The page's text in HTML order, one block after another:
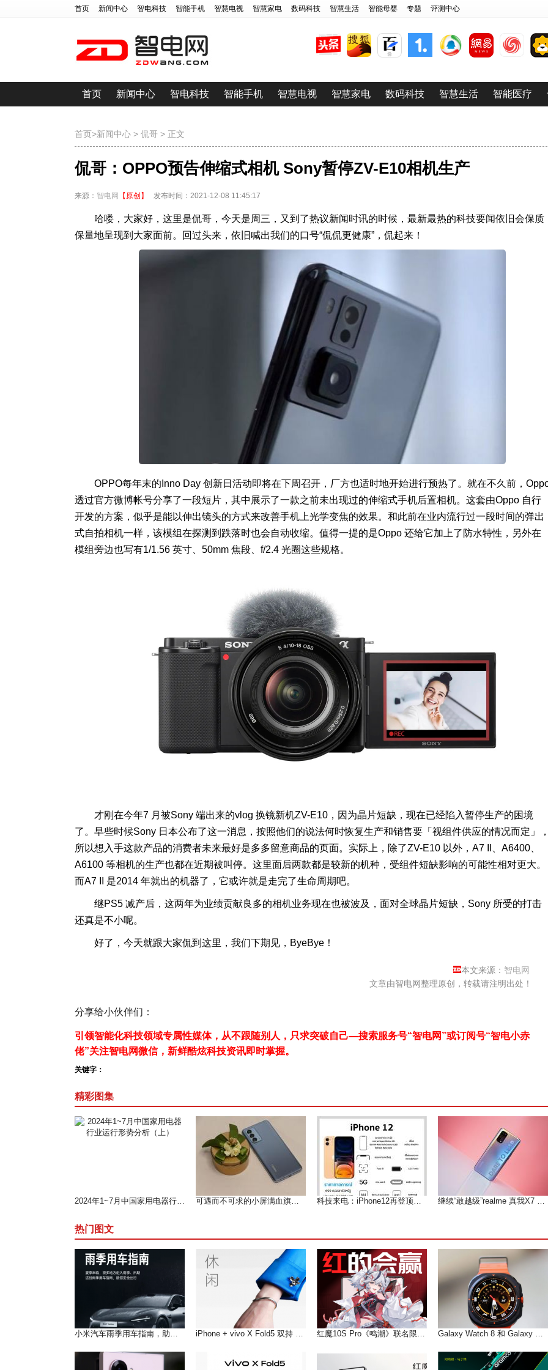
首页 新闻中心 智电科技 智能手机 智慧电视 智慧家电 数码科技 智慧生活 智能母婴 专题 评测中心
首页 新闻中心 智电科技 智能手机 智慧电视 智慧家电 数码科技 智慧生活 智能医疗
首页>新闻中心 > 侃哥 > 正文
侃哥：OPPO预告伸缩式相机 Sony暂停ZV-E10相机生产
来源： 智电网 【原创】 发布时间：2021-12-08 11:45:17
哈喽，大家好，这里是侃哥，今天是周三，又到了热议新闻时讯的时候，最新最热的科技要闻依旧会保质
保量地呈现到大家面前。回过头来，依旧喊出我们的口号“侃侃更健康”，侃起来！
OPPO每年末的Inno Day 创新日活动即将在下周召开，厂方也适时地开始进行预热了。就在不久前，
透过官方微博帐号分享了一段短片，其中展示了一款之前未出现过的伸缩式手机后置相机。这套由Oppo 自行
开发的方案，似乎是能以伸出镜头的方式来改善手机上光学变焦的效果。和此前在业内流行过一段时间的弹出
式自拍相机一样，该模组在探测到跌落时也会自动收缩。值得一提的是Oppo 还给它加上了防水特性，另外在
模组旁边也写有1/1.56 英寸、50mm 焦段、f/2.4 光圈这些规格。
才刚在今年7 月被Sony 端出来的vlog 换镜新机ZV-E10，因为晶片短缺，现在已经陷入暂停生产的困境
了。早些时候Sony 日本公布了这一消息，按照他们的说法何时恢复生产和销售要「视组件供应的情况而定」
所以想入手这款产品的消费者未来最好是多多留意商品的页面。实际上，除了ZV-E10 以外，A7 II、A6400、
A6100 等相机的生产也都在近期被叫停。这里面后两款都是较新的机种，受组件短缺影响的可能性相对更大。
而A7 II 是2014 年就出的机器了，它或许就是走完了生命周期吧。
继PS5 减产后，这两年为业绩贡献良多的相机业务现在也被波及，面对全球晶片短缺，Sony 所受的打击
还真是不小呢。
好了，今天就跟大家侃到这里，我们下期见，ByeBye！
本文来源： 智电网
文章由智电网整理原创，转载请注明出处！
分享给小伙伴们：
引领智能化科技领域专属性媒体，从不跟随别人，只求突破自己—搜索服务号“智电网”或订阅号“智电小赤
佬”关注智电网微信，新鲜酷炫科技资讯即时掌握。
关键字：
精彩图集
2024年1~7月中国家用电器行业运行形势分析（上） 可遇而不可求的小屏满血旗舰--魅族 18测评 科技来电：iPhone12再登顶微博热搜 果粉们等到痴狂 继续“敢越级”realme 真我X7 Pro深度体验测评报告
热门图文
小米汽车雨季用车指南，助您在雨季安全出行 iPhone + vivo X Fold5 双持 以长补短互联互通双倍快乐! 红魔10S Pro《鸣潮》联名限定版16GB+512GB国补到手价5499元 Galaxy Watch 8 和 Galaxy Watch Ultra 的设计和颜色曝光